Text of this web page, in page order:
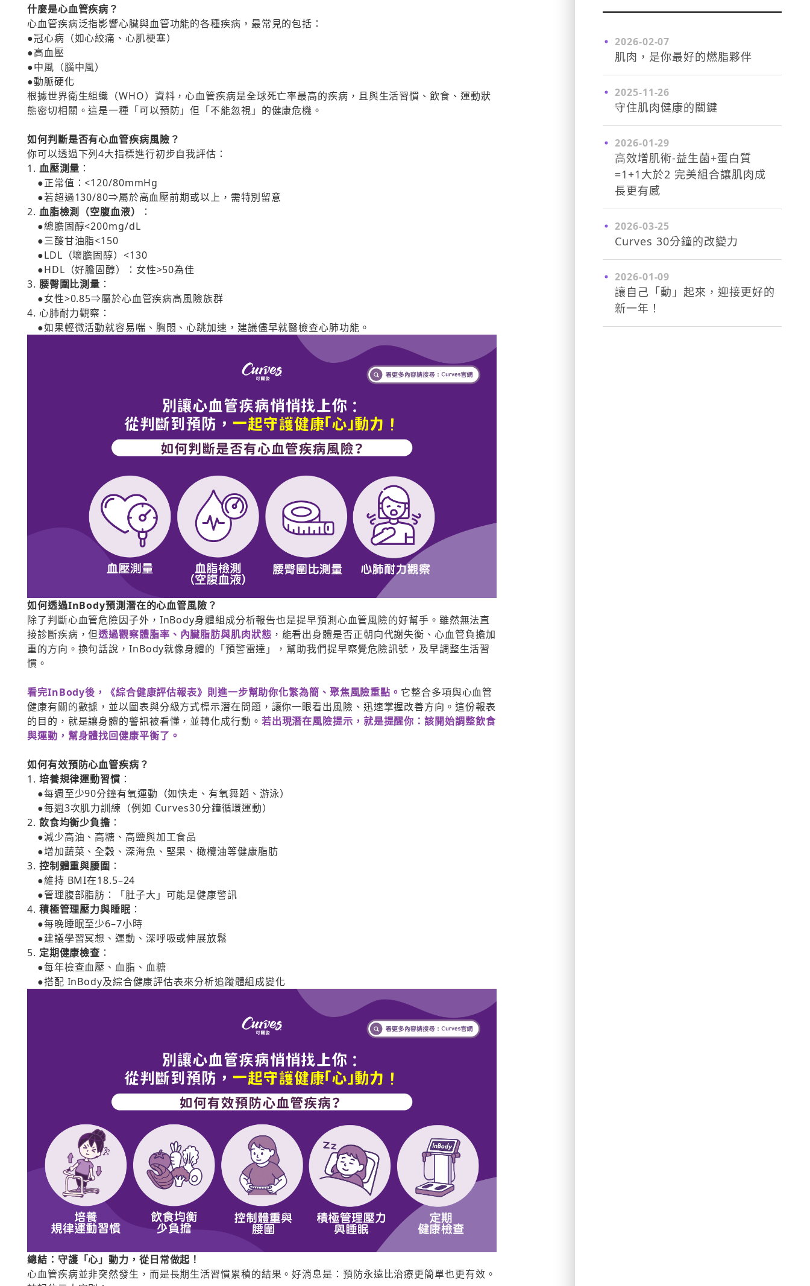
什麼是心血管疾病？
心血管疾病泛指影響心臟與血管功能的各種疾病，最常見的包括：
●冠心病（如心絞痛、心肌梗塞）
●高血壓
●中風（腦中風）
●動脈硬化
根據世界衛生組織（WHO）資料，心血管疾病是全球死亡率最高的疾病，且與生活習慣、飲食、運動狀
態密切相關。這是一種「可以預防」但「不能忽視」的健康危機。
如何判斷是否有心血管疾病風險？
你可以透過下列4大指標進行初步自我評估：
1. 血壓測量 ：
●正常值：<120/80mmHg
●若超過130/80⇒屬於高血壓前期或以上，需特別留意
2. 血脂檢測（空腹血液）
：
●總膽固醇<200mg/dL
●三酸甘油脂<150
●LDL（壞膽固醇）<130
●HDL（好膽固醇）：女性>50為佳
3. 腰臀圍比測量 ：
●女性>0.85⇒屬於心血管疾病高風險族群
4. 心肺耐力觀察：
●如果輕微活動就容易喘、胸悶、心跳加速，建議儘早就醫檢查心肺功能。
如何透過InBody預測潛在的心血管風險？
除了判斷心血管危險因子外，InBody身體組成分析報告也是提早預測心血管風險的好幫手。雖然無法直
接診斷疾病，但透過觀察體脂率、內臟脂肪與肌肉狀態 ，能看出身體是否正朝向代謝失衡、心血管負擔加
重的方向。換句話說，InBody就像身體的「預警雷達」，幫助我們提早察覺危險訊號，及早調整生活習
慣。
看完InBody後，《綜合健康評估報表》則進一步幫助你化繁為簡、聚焦風險重點。 它整合多項與心血管
健康有關的數據，並以圖表與分級方式標示潛在問題，讓你一眼看出風險、迅速掌握改善方向。這份報表
的目的，就是讓身體的警訊被看懂，並轉化成行動。 若出現潛在風險提示，就是提醒你：該開始調整飲食
與運動，幫身體找回健康平衡了。
如何有效預防心血管疾病？
1. 培養規律運動習慣 ：
●每週至少90分鐘有氧運動（如快走、有氧舞蹈、游泳）
●每週3次肌力訓練（例如 Curves30分鐘循環運動）
2. 飲食均衡少負擔 ：
●減少高油、高糖、高鹽與加工食品
●增加蔬菜、全穀、深海魚、堅果、橄欖油等健康脂肪
3. 控制體重與腰圍 ：
●維持 BMI在18.5–24
●管理腹部脂肪：「肚子大」可能是健康警訊
4. 積極管理壓力與睡眠 ：
●每晚睡眠至少6–7小時
●建議學習冥想、運動、深呼吸或伸展放鬆
5. 定期健康檢查 ：
●每年檢查血壓、血脂、血糖
●搭配 InBody及綜合健康評估表來分析追蹤體組成變化
總結：守護「心」動力，從日常做起！
心血管疾病並非突然發生，而是長期生活習慣累積的結果。好消息是：預防永遠比治療更簡單也更有效。
2026-02-07
肌肉，是你最好的燃脂夥伴
2025-11-26
守住肌肉健康的關鍵
2026-01-29
高效增肌術-益生菌+蛋白質
=1+1大於2 完美組合讓肌肉成
長更有感
2026-03-25
Curves 30分鐘的改變力
2026-01-09
讓自己「動」起來，迎接更好的
新一年！
預約申請成功
Curves可爾姿教練將在近日與您電話聯
繫，協助安排到店體驗時間，請留意我們
的來電。期待見到您！
提醒：教練聯繫過程中僅安排體驗時間，不會要求
您提供任何支付款項或信用卡資訊
確認